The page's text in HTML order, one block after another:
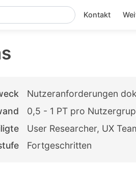
Kontakt
Nutzeranforderungen
0,5 - 1 PT pro
User Researcher, UX
Fortgeschritten